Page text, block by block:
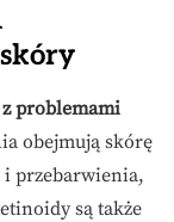
problemami
obejmują skórę
i przebarwienia,
są także